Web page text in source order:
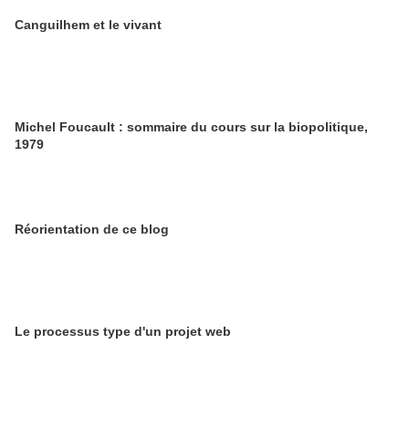
Canguilhem et le vivant
Michel Foucault : sommaire du cours sur la biopolitique,
1979
Réorientation de ce blog
Le processus type d'un projet web